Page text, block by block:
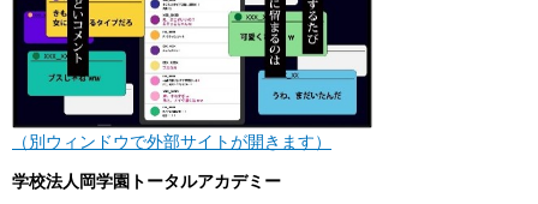
（別ウィンドウで外部サイトが開きます）
学校法人岡学園トータルアカデミー